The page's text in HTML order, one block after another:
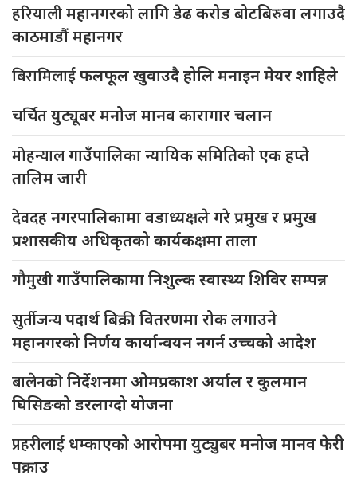
हरियालीमहानगरको लागि डेढ करोड बोटबिरुवा लगाउदै
काठमाडौं महानगर
बिरामिलाईफलफूल खुवाउदै होलि मनाइन मेयर शाहिले
चर्चितयुट्यूबर मनोज मानव कारागार चलान
मोहन्यालगाउँपालिका न्यायिक समितिको एक हप्ते
तालिम जारी
देवदहनगरपालिकामा वडाध्यक्षले गरे प्रमुख र प्रमुख
प्रशासकीय अधिकृतको कार्यकक्षमा ताला
गौमुखीगाउँपालिकामा निशुल्क स्वास्थ्य शिविर सम्पन्न
सुर्तीजन्यपदार्थ बिक्री वितरणमा रोक लगाउने
महानगरको निर्णय कार्यान्वयन नगर्न उच्चको आदेश
बालेनकोनिर्देशनमा ओमप्रकाश अर्याल र कुलमान
घिसिङको डरलाग्दो योजना
प्रहरीलाई धम्काएको आरोपमा युट्युबर मनोज मानव फेरी
पक्राउ